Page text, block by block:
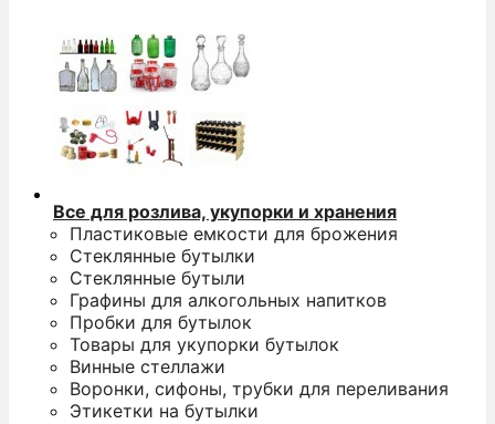
Все для розлива, укупорки и хранения
Пластиковые емкости для брожения
Стеклянные бутылки
Стеклянные бутыли
Графины для алкогольных напитков
Пробки для бутылок
Товары для укупорки бутылок
Винные стеллажи
Воронки, сифоны, трубки для переливания
Этикетки на бутылки